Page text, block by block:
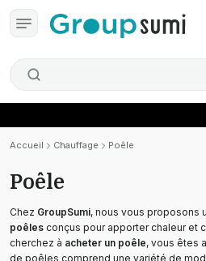
Accueil Chauffage Poêle
Poêle
Chez GroupSumi, nous vous proposons
poêles conçus pour apporter chaleur et
cherchez à acheter un poêle, vous êtes
de poêles comprend une variété de